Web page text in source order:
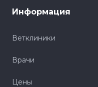
Информация
Ветклиники
Врачи
Цены